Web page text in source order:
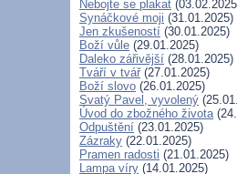
Nebojte se plakat
Synáčkové moji (31.01.2025)
Jen zkušeností (30.01.2025)
Boží vůle (29.01.2025)
Daleko zářivější (28.01.2025)
Tváří v tvář(27.01.2025)
Boží slovo (26.01.2025)
Svatý Pavel, vyvolený
Úvod do zbožného života
Odpuštění (23.01.2025)
Zázraky (22.01.2025)
Pramen radosti (21.01.2025)
Lampa víry (14.01.2025)